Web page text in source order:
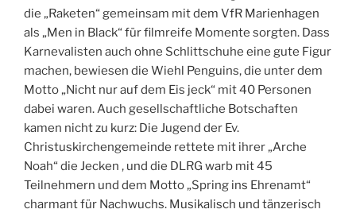
die „Raketen“ gemeinsam mit dem VfR Marienhagen
als „Men in Black“ für filmreife Momente sorgten. Dass
Karnevalisten auch ohne Schlittschuhe eine gute Figur
machen, bewiesen die Wiehl Penguins, die unter dem
Motto „Nicht nur auf dem Eis jeck“ mit 40 Personen
dabei waren. Auch gesellschaftliche Botschaften
kamen nicht zu kurz: Die Jugend der Ev.
Christuskirchengemeinde rettete mit ihrer „Arche
Noah“ die Jecken , und die DLRG warb mit 45
Teilnehmern und dem Motto „Spring ins Ehrenamt“
charmant für Nachwuchs. Musikalisch und tänzerisch